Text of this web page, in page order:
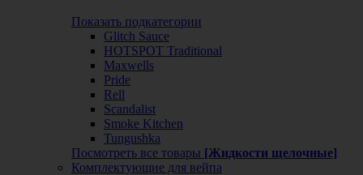
Показать подкатегории
Glitch Sauce
HOTSPOT Traditional
Maxwells
Pride
Rell
Scandalist
Smoke Kitchen
Tungushka
Посмотреть все товары [Жидкости щелочные]
Комплектующие для вейпа